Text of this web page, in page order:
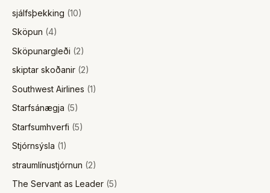
sjálfsþekking (10)
Sköpun (4)
Sköpunargleði (2)
skiptar skoðanir (2)
Southwest Airlines (1)
Starfsánægja (5)
Starfsumhverfi (5)
Stjórnsýsla (1)
straumlínustjórnun (2)
The Servant as Leader (5)